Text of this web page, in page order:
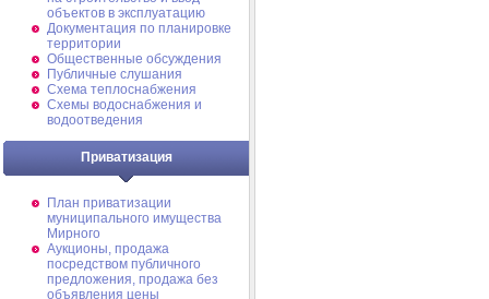
объектов в эксплуатацию
Документация по планировке
территории
Общественные обсуждения
Публичные слушания
Схема теплоснабжения
Схемы водоснабжения и
водоотведения
Приватизация
План приватизации
муниципального имущества
Мирного
Аукционы, продажа
посредством публичного
предложения, продажа без
объявления цены